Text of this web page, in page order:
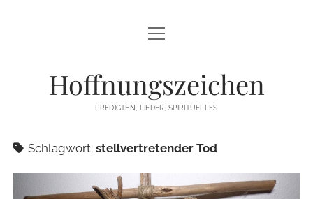
STARTSEITE
PREDIGTEN
TEXTE/PPP
PSALM
LIEDER
Menü
öffnen
Hoffnungszeichen
PREDIGTEN, LIEDER, SPIRITUELLES
Schlagwort: stellvertretender Tod